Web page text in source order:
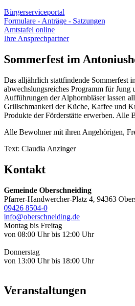
Bürgerserviceportal
Formulare - Anträge - Satzungen
Amtstafel online
Ihre Ansprechpartner
Sommerfest im
Das alljährlich stattfindende Sommerfest
abwechslungsreiches Programm für
Aufführungen der Alphornbläser lassen
Grillschmankerl der Küche, Kaffee und
Produkte der Förderstätte erwerben. Alle
Alle Bewohner mit ihren Angehörigen,
Text: Claudia Anzinger
Kontakt
Gemeinde Oberschneiding
Pfarrer-Handwercher-Platz 4, 94363
09426 8504-0
info@oberschneiding.de
Montag bis Freitag
von 08:00 Uhr bis 12:00 Uhr
Donnerstag
von 13:00 Uhr bis 18:00 Uhr
Veranstaltungen